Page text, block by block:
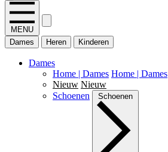
MENU
Dames
Heren Kinderen
Dames
Home | Dames Home | Dames
Nieuw Nieuw
Schoenen
Schoenen